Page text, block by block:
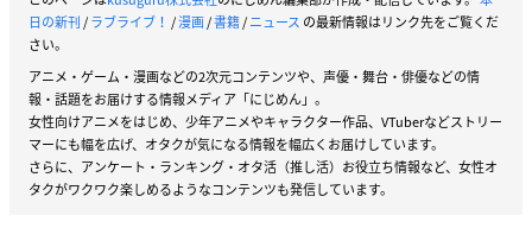
日の新刊/ラブライブ！ /漫画/書籍/ニュース の最新情報はリンク先をご覧くだ
さい。
アニメ・ゲーム・漫画などの2次元コンテンツや、声優・舞台・俳優などの情
報・話題をお届けする情報メディア「にじめん」。
女性向けアニメをはじめ、少年アニメやキャラクター作品、VTuberなどストリー
マーにも幅を広げ、オタクが気になる情報を幅広くお届けしています。
さらに、アンケート・ランキング・オタ活（推し活）お役立ち情報など、女性オ
タクがワクワク楽しめるようなコンテンツも発信しています。